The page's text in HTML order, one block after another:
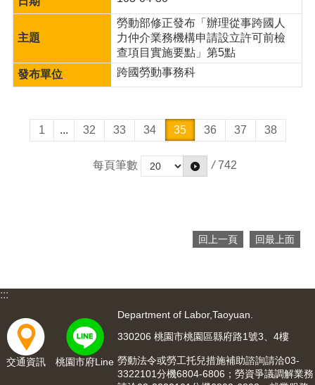
勞動部修正發布「辦理從事跨國人
力仲介業務機構申請設立許可前檢
查項目實施要點」第5點
跨國勞動事務科
1 ... 32 33 34 35 36 37 38
每頁筆數 / 742
回上一頁 回最上面
:::
交通資訊 桃園市府Line
Department of Labor,Taoyuan.
330206 桃園市桃園區縣府路1號3、4樓
勞動法令或勞工托兒措施補助諮詢請洽03-
3322101分機6804-6806；勞資爭議調解業務